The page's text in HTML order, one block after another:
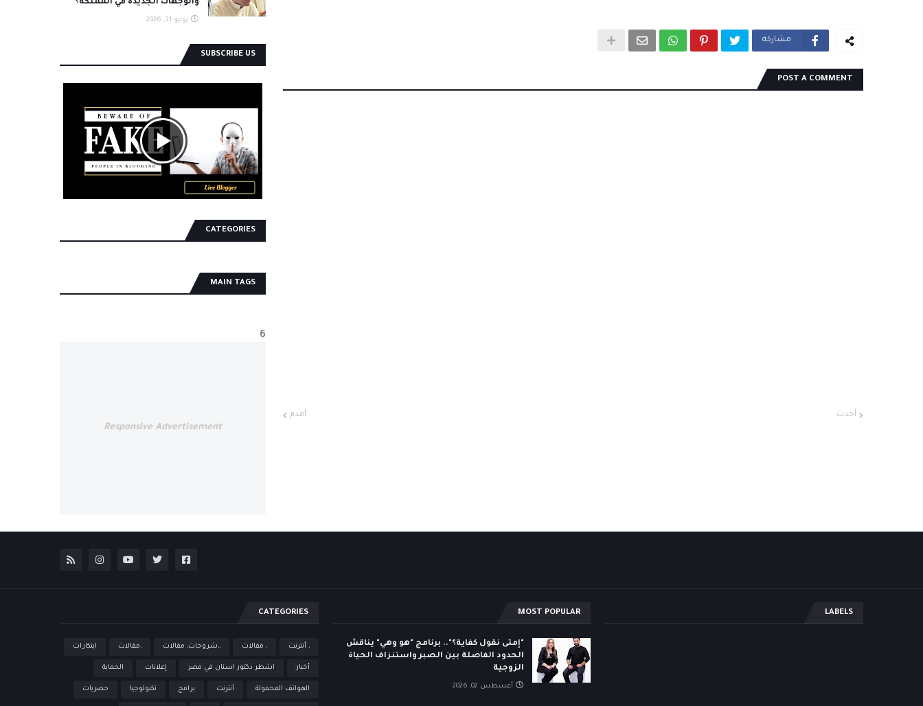
مشاركة
POST A COMMENT
أحدث أقدم
والوجهات الجديدة في المملكة؟
يوليو 31, 2026
SUBSCRIBE US
CATEGORIES
MAIN TAGS
6
Responsive Advertisement
LABELS
MOST POPULAR
"إمتى نقول كفاية؟".. برنامج "هو وهي" يناقش
الحدود الفاصلة بين الصبر واستنزاف الحياة
الزوجية
أغسطس 02, 2026
CATEGORIES
، أنترنت ، مقالات ،،شروحات، مقالات ،مقالات ابتكارات
أخبار اشطر دكتور اسنان في مصر إعلانات الحماية
الهواتف المحمولة أنترنت برامج تكنولوجيا حصريات